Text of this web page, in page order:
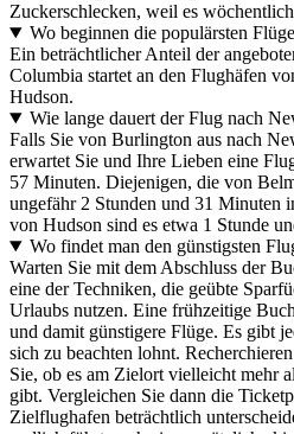
Zuckerschlecken, weil es
Wo beginnen die populärsten
Ein beträchtlicher Anteil der
Columbia startet an den Flughäfen
Hudson.
Wie lange dauert der Flug nach
Falls Sie von Burlington aus nach
erwartet Sie und Ihre Lieben eine
57 Minuten. Diejenigen, die von
ungefähr 2 Stunden und 31 Minuten
von Hudson sind es etwa 1 Stunde
Wo findet man den günstigsten
Warten Sie mit dem Abschluss der
eine der Techniken, die geübte
Urlaubs nutzen. Eine frühzeitige
und damit günstigere Flüge. Es gibt
sich zu beachten lohnt.
Sie, ob es am Zielort vielleicht mehr
gibt. Vergleichen Sie dann die
Zielflughafen beträchtlich